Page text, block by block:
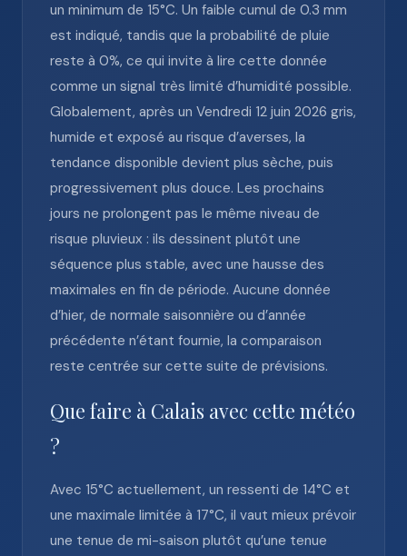
un minimum de 15°C. Un faible cumul de 0.3 mm
est indiqué, tandis que la probabilité de pluie
reste à 0%, ce qui invite à lire cette donnée
comme un signal très limité d’humidité possible.
Globalement, après un Vendredi 12 juin 2026 gris,
humide et exposé au risque d’averses, la
tendance disponible devient plus sèche, puis
progressivement plus douce. Les prochains
jours ne prolongent pas le même niveau de
risque pluvieux : ils dessinent plutôt une
séquence plus stable, avec une hausse des
maximales en fin de période. Aucune donnée
d’hier, de normale saisonnière ou d’année
précédente n’étant fournie, la comparaison
reste centrée sur cette suite de prévisions.
Que faire à Calais avec cette météo
?
Avec 15°C actuellement, un ressenti de 14°C et
une maximale limitée à 17°C, il vaut mieux prévoir
une tenue de mi-saison plutôt qu’une tenue